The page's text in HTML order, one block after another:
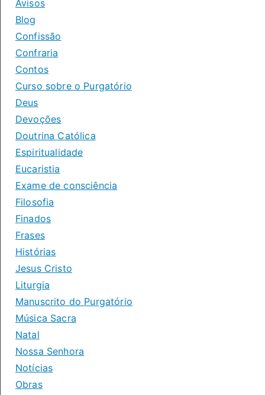
Avisos
Blog
Confissão
Confraria
Contos
Curso sobre o Purgatório
Deus
Devoções
Doutrina Católica
Espiritualidade
Eucaristia
Exame de consciência
Filosofia
Finados
Frases
Histórias
Jesus Cristo
Liturgia
Manuscrito do Purgatório
Música Sacra
Natal
Nossa Senhora
Notícias
Obras